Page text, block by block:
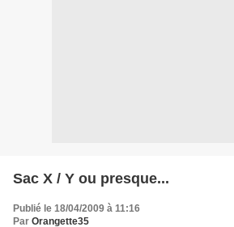
Sac X / Y ou presque...
Publié le 18/04/2009 à 11:16
Par Orangette35